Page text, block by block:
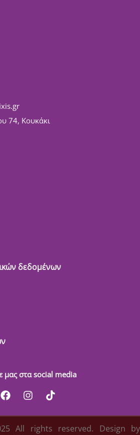
74, Κουκάκι
δεδομένων
μας στα social media
All rights reserved. Design by